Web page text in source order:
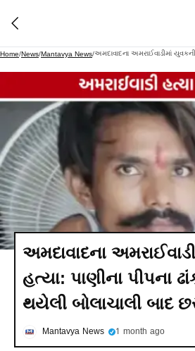
Home/News/Mantavya News/
અમદાવાદના
હત્યા: પાણીના પીપના
થયેલી બોલાચાલી બાદ
Mantavya News 1 month ago